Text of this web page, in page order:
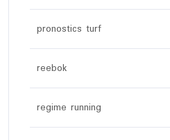
pronostics turf
reebok
regime running